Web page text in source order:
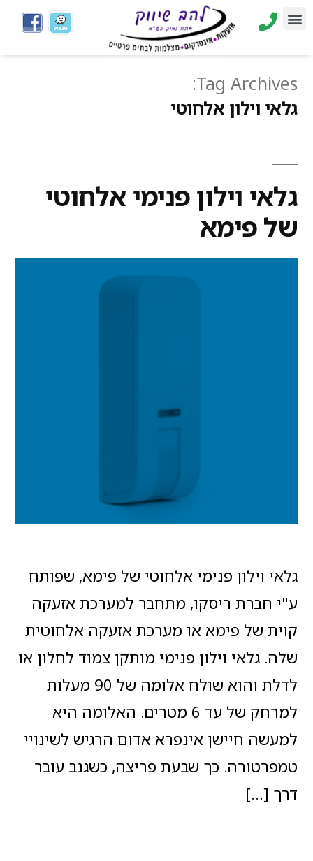
Tag Archives:
גלאי וילון אלחוטי
גלאי וילון פנימי אלחוטי
של פימא
גלאי וילון פנימי אלחוטי של פימא, שפותח
ע"י חברת ריסקו, מתחבר למערכת אזעקה
קוית של פימא או מערכת אזעקה אלחוטית
שלה. גלאי וילון פנימי מותקן צמוד לחלון או
לדלת והוא שולח אלומה של 90 מעלות
למרחק של עד 6 מטרים. האלומה היא
למעשה חיישן אינפרא אדום הרגיש לשינויי
טמפרטורה. כך שבעת פריצה, כשגנב עובר
דרך […]